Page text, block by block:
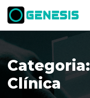
Categoria:
Clínica